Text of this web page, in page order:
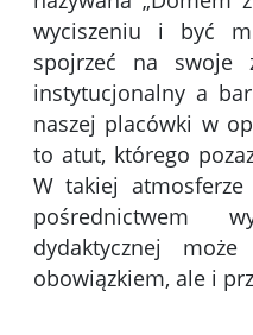
wyciszeniu i być
spojrzeć na swoje
instytucjonalny a
naszej placówki w
to atut, którego
W takiej atmosferze
pośrednictwem
dydaktycznej
obowiązkiem, ale i